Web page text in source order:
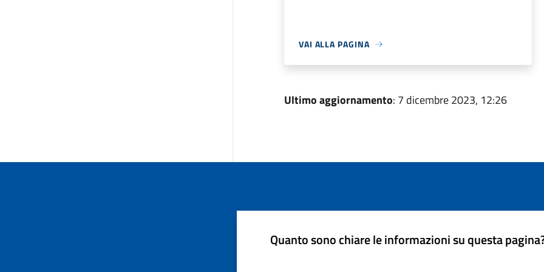
VAI ALLA PAGINA
Ultimo aggiornamento: 7 dicembre 2023, 12:26
Quanto sono chiare le informazioni su questa